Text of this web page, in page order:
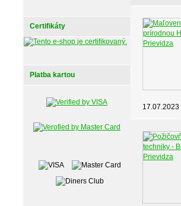
Certifikáty
Platba kartou
17.07.2023 |